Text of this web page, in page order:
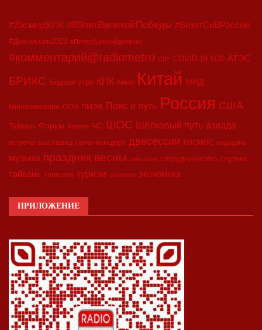
#20съездКПК #80летВеликойПобеды #ВизитСиВРоссию
#Двесессии2023 #Петербургскийдневник
#комментарий@radiometro CIIE COVID-19 G20 АТЭС
БРИКС Бодрое утро КПК Кино Китай МИД
Минкоммерции ООН ПМЭФ Пояс и путь Россия США
Тайвань Форум Харбин ЧС ШОС Шёлковый путь азиада
встреча выставка гала-концерт двесессии космос медицина
музыка праздник весны синьцзян сотрудничество спутник
тайвань торговля туризм экология экономика
ПРИЛОЖЕНИЕ